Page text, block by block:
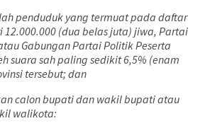
penduduk yang termuat pada daftar
(dua belas juta) jiwa, Partai
Gabungan Partai Politik Peserta
suara sah paling sedikit 6,5% (enam
tersebut; dan
calon bupati dan wakil bupati atau
walikota: